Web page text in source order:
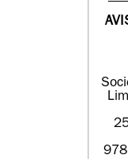
978